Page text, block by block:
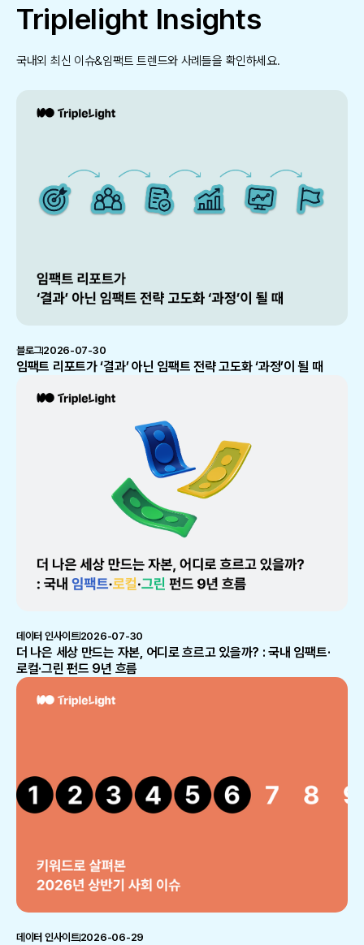
Triplelight Insights
국내외 최신 이슈&임팩트 트렌드와 사례들을 확인하세요.
블로그2026-07-30
임팩트 리포트가 ‘결과’ 아닌 임팩트 전략 고도화 ‘과정’이 될 때
데이터 인사이트2026-07-30
더 나은 세상 만드는 자본, 어디로 흐르고 있을까? : 국내 임팩트·
로컬·그린 펀드 9년 흐름
데이터 인사이트2026-06-29